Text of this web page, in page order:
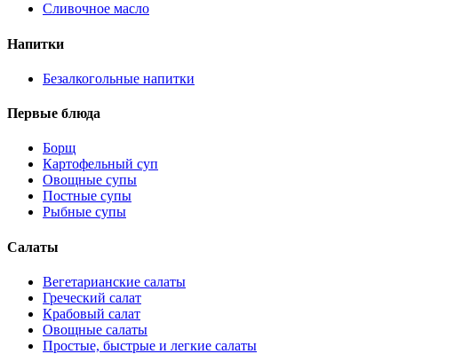
Сливочное масло
Напитки
Безалкогольные напитки
Первые блюда
Борщ
Картофельный суп
Овощные супы
Постные супы
Рыбные супы
Салаты
Вегетарианские салаты
Греческий салат
Крабовый салат
Овощные салаты
Простые, быстрые и легкие салаты